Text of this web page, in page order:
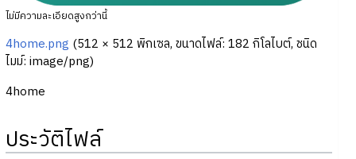
ไม่มีความละเอียดสูงกว่านี้
4home.png (512 × 512 พิกเซล, ขนาดไฟล์: 182 กิโลไบต์, ชนิด
ไมม์: image/png)
4home
ประวัติไฟล์